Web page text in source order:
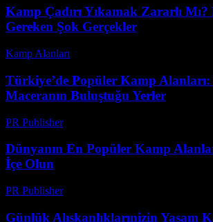
Kamp Çadırı Yıkamak Zararlı
Gereken Şok Gerçekler
Kamp Alanları
Türkiye’de Popüler Kamp Alanları:
Maceranın Buluştuğu Yerler
PR Publisher-
Dünyanın En Popüler Kamp
İçe Olun
PR Publisher-
Günlük Alışkanlıklarınizin Yaşam